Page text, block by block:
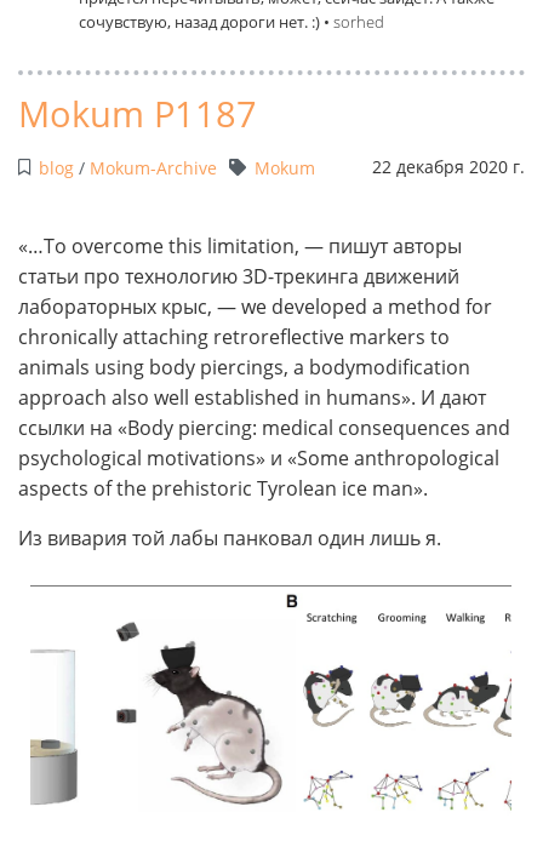
сочувствую, назад дороги нет. :) • sorhed
Mokum P1187
blog/ Mokum-Archive Mokum 22 декабря 2020 г.
«…To overcome this limitation, — пишут авторы
статьи про технологию 3D-трекинга движений
лабораторных крыс, — we developed a method for
chronically attaching retroreflective markers to
animals using body piercings, a bodymodification
approach also well established in humans». И дают
ссылки на «Body piercing: medical consequences and
psychological motivations» и «Some anthropological
aspects of the prehistoric Tyrolean ice man».
Из вивария той лабы панковал один лишь я.